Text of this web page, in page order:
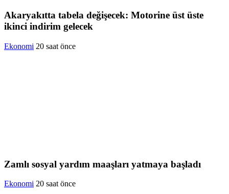
Akaryakıtta tabela değişecek: Motorine üst üste
ikinci indirim gelecek
Ekonomi 20 saat önce
Zamlı sosyal yardım maaşları yatmaya başladı
Ekonomi 20 saat önce